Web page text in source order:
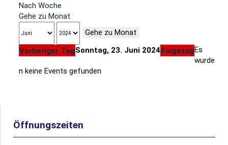
Nach Woche
Gehe zu Monat
Gehe zu Monat
Vorheriger TagSonntag, 23. Juni 2024FolgetagEs
wurde
n keine Events gefunden
Öffnungszeiten